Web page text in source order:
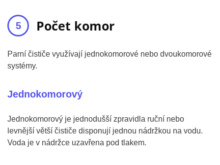
Počet komor
Parní čističe využívají jednokomorové nebo dvoukomorové
systémy.
Jednokomorový
Jednokomorový je jednodušší zpravidla ruční nebo
levnější větší čističe disponují jednou nádržkou na vodu.
Voda je v nádržce uzavřena pod tlakem.